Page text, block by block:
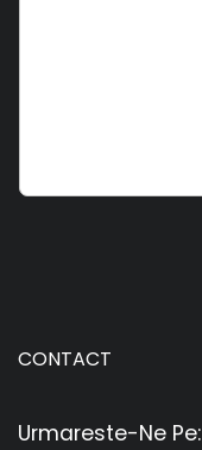
CONTACT
Urmareste-Ne Pe: